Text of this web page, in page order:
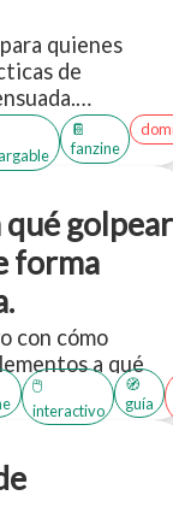
quienes
de
ideas y
a la hora de
📔
fanzine
qué golpear
forma
con cómo
a qué
forma
🖱️
interactivo
🧭
guía